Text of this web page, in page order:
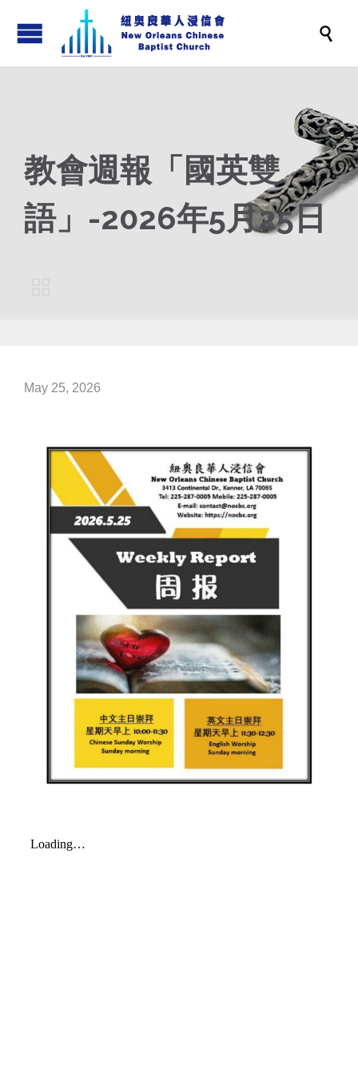

教會週報「國英雙
語」-2026年5月25日
May 25, 2026